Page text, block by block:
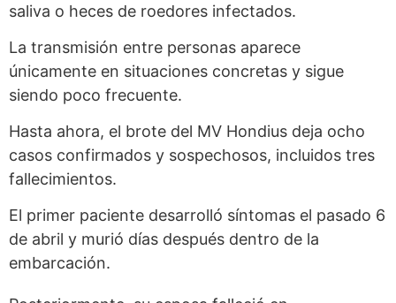
saliva o heces de roedores infectados.
La transmisión entre personas aparece
únicamente en situaciones concretas y sigue
siendo poco frecuente.
Hasta ahora, el brote del MV Hondius deja ocho
casos confirmados y sospechosos, incluidos tres
fallecimientos.
El primer paciente desarrolló síntomas el pasado 6
de abril y murió días después dentro de la
embarcación.